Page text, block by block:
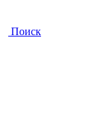
Поиск